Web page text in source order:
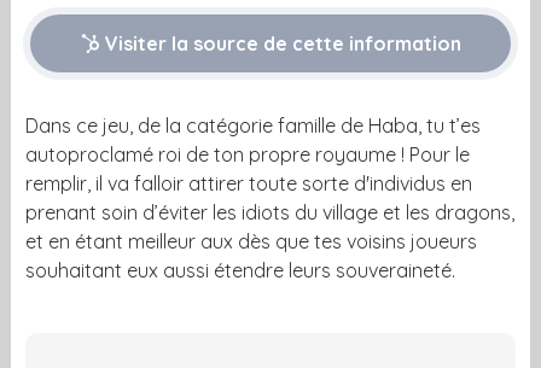
Visiter la source de cette information
Dans ce jeu, de la catégorie famille de Haba, tu t’es
autoproclamé roi de ton propre royaume ! Pour le
remplir, il va falloir attirer toute sorte d'individus en
prenant soin d’éviter les idiots du village et les dragons,
et en étant meilleur aux dès que tes voisins joueurs
souhaitant eux aussi étendre leurs souveraineté.